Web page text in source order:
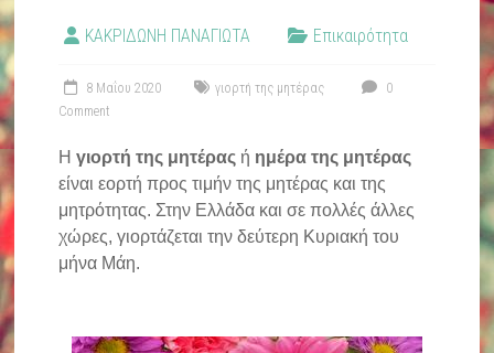
ΚΑΚΡΙΔΩΝΗ ΠΑΝΑΓΙΩΤΑ Επικαιρότητα
8 Μαΐου 2020 γιορτή της μητέρας
0
Comment
Ηγιορτή της μητέρας ή ημέρα της μητέρας
είναι εορτή προς τιμήν της μητέρας και της
μητρότητας. Στην Ελλάδα και σε πολλές άλλες
χώρες, γιορτάζεται την δεύτερη Κυριακή του
μήνα Μάη.